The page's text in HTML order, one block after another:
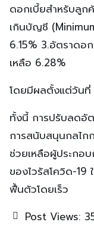
ดอกเบี้ยสำหรับลูก
เกินบัญชี
6.15% 3.อัตราดอ
เหลือ 6.28%
โดยมีผลตั้งแต่วันที่
ทั้งนี้ การปรับลดอั
การสนับสนุนกลไก
ช่วยเหลือผู้ประกอบ
ของไวรัสโควิด-19
ฟื้นตัวโดยเร็ว
Post Views: